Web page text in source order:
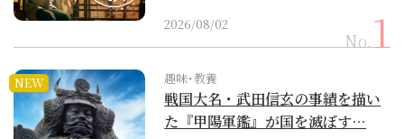
2026/08/02
No.
NEW 趣味･教養
戦国大名・武田信玄の事績を描い
た『甲陽軍鑑』が国を滅ぼす…